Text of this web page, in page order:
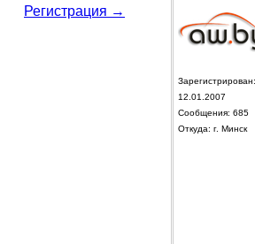
Регистрация →
Зарегистрирован:
12.01.2007
Сообщения: 685
Откуда: г. Минск